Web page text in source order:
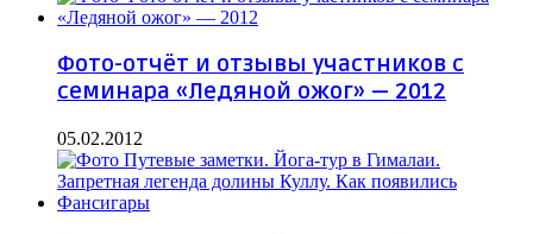
Фото-отчёт и отзывы участников с
семинара «Ледяной ожог» — 2012
05.02.2012